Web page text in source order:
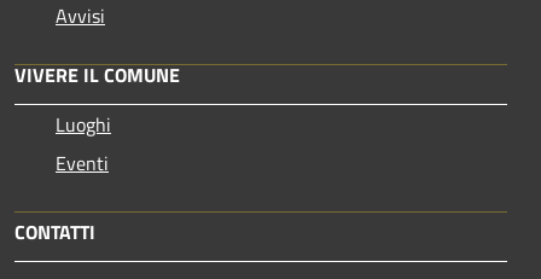
Avvisi
VIVERE IL COMUNE
Luoghi
Eventi
CONTATTI